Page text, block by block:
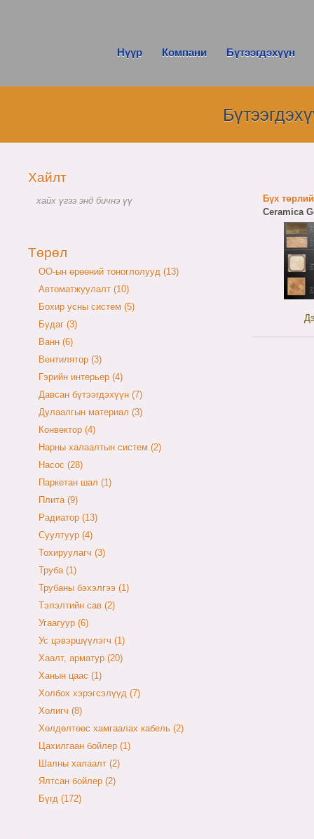
Нүүр Компани Бүтээгдэхүүн
Хайлт
Төрөл
OO-ын өрөөний тоноглолууд (13)
Автоматжуулалт (10)
Бохир усны систем (5)
Будаг (3)
Ванн (6)
Вентилятор (3)
Гэрийн интерьер (4)
Давсан бүтээгдэхүүн (7)
Дулаалгын материал (3)
Конвектор (4)
Нарны халаалтын систем (2)
Насос (28)
Паркетан шал (1)
Плита (9)
Радиатор (13)
Суултуур (4)
Тохируулагч (3)
Труба (1)
Трубаны бэхэлгээ (1)
Тэлэлтийн сав (2)
Угаагуур (6)
Ус цэвэршүүлэгч (1)
Хаалт, арматур (20)
Ханын цаас (1)
Холбох хэрэгсэлүүд (7)
Холигч (8)
Хөлдөлтөөс хамгаалах кабель (2)
Цахилгаан бойлер (1)
Шалны халаалт (2)
Ялтсан бойлер (2)
Бүгд (172)
Бүх
Ceramica